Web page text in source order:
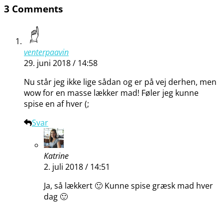
3 Comments
venterpaavin
29. juni 2018 / 14:58
Nu står jeg ikke lige sådan og er på vej derhen, men
wow for en masse lækker mad! Føler jeg kunne
spise en af hver (;
Svar
Katrine
2. juli 2018 / 14:51
Ja, så lækkert 🙂 Kunne spise græsk mad hver
dag 🙂